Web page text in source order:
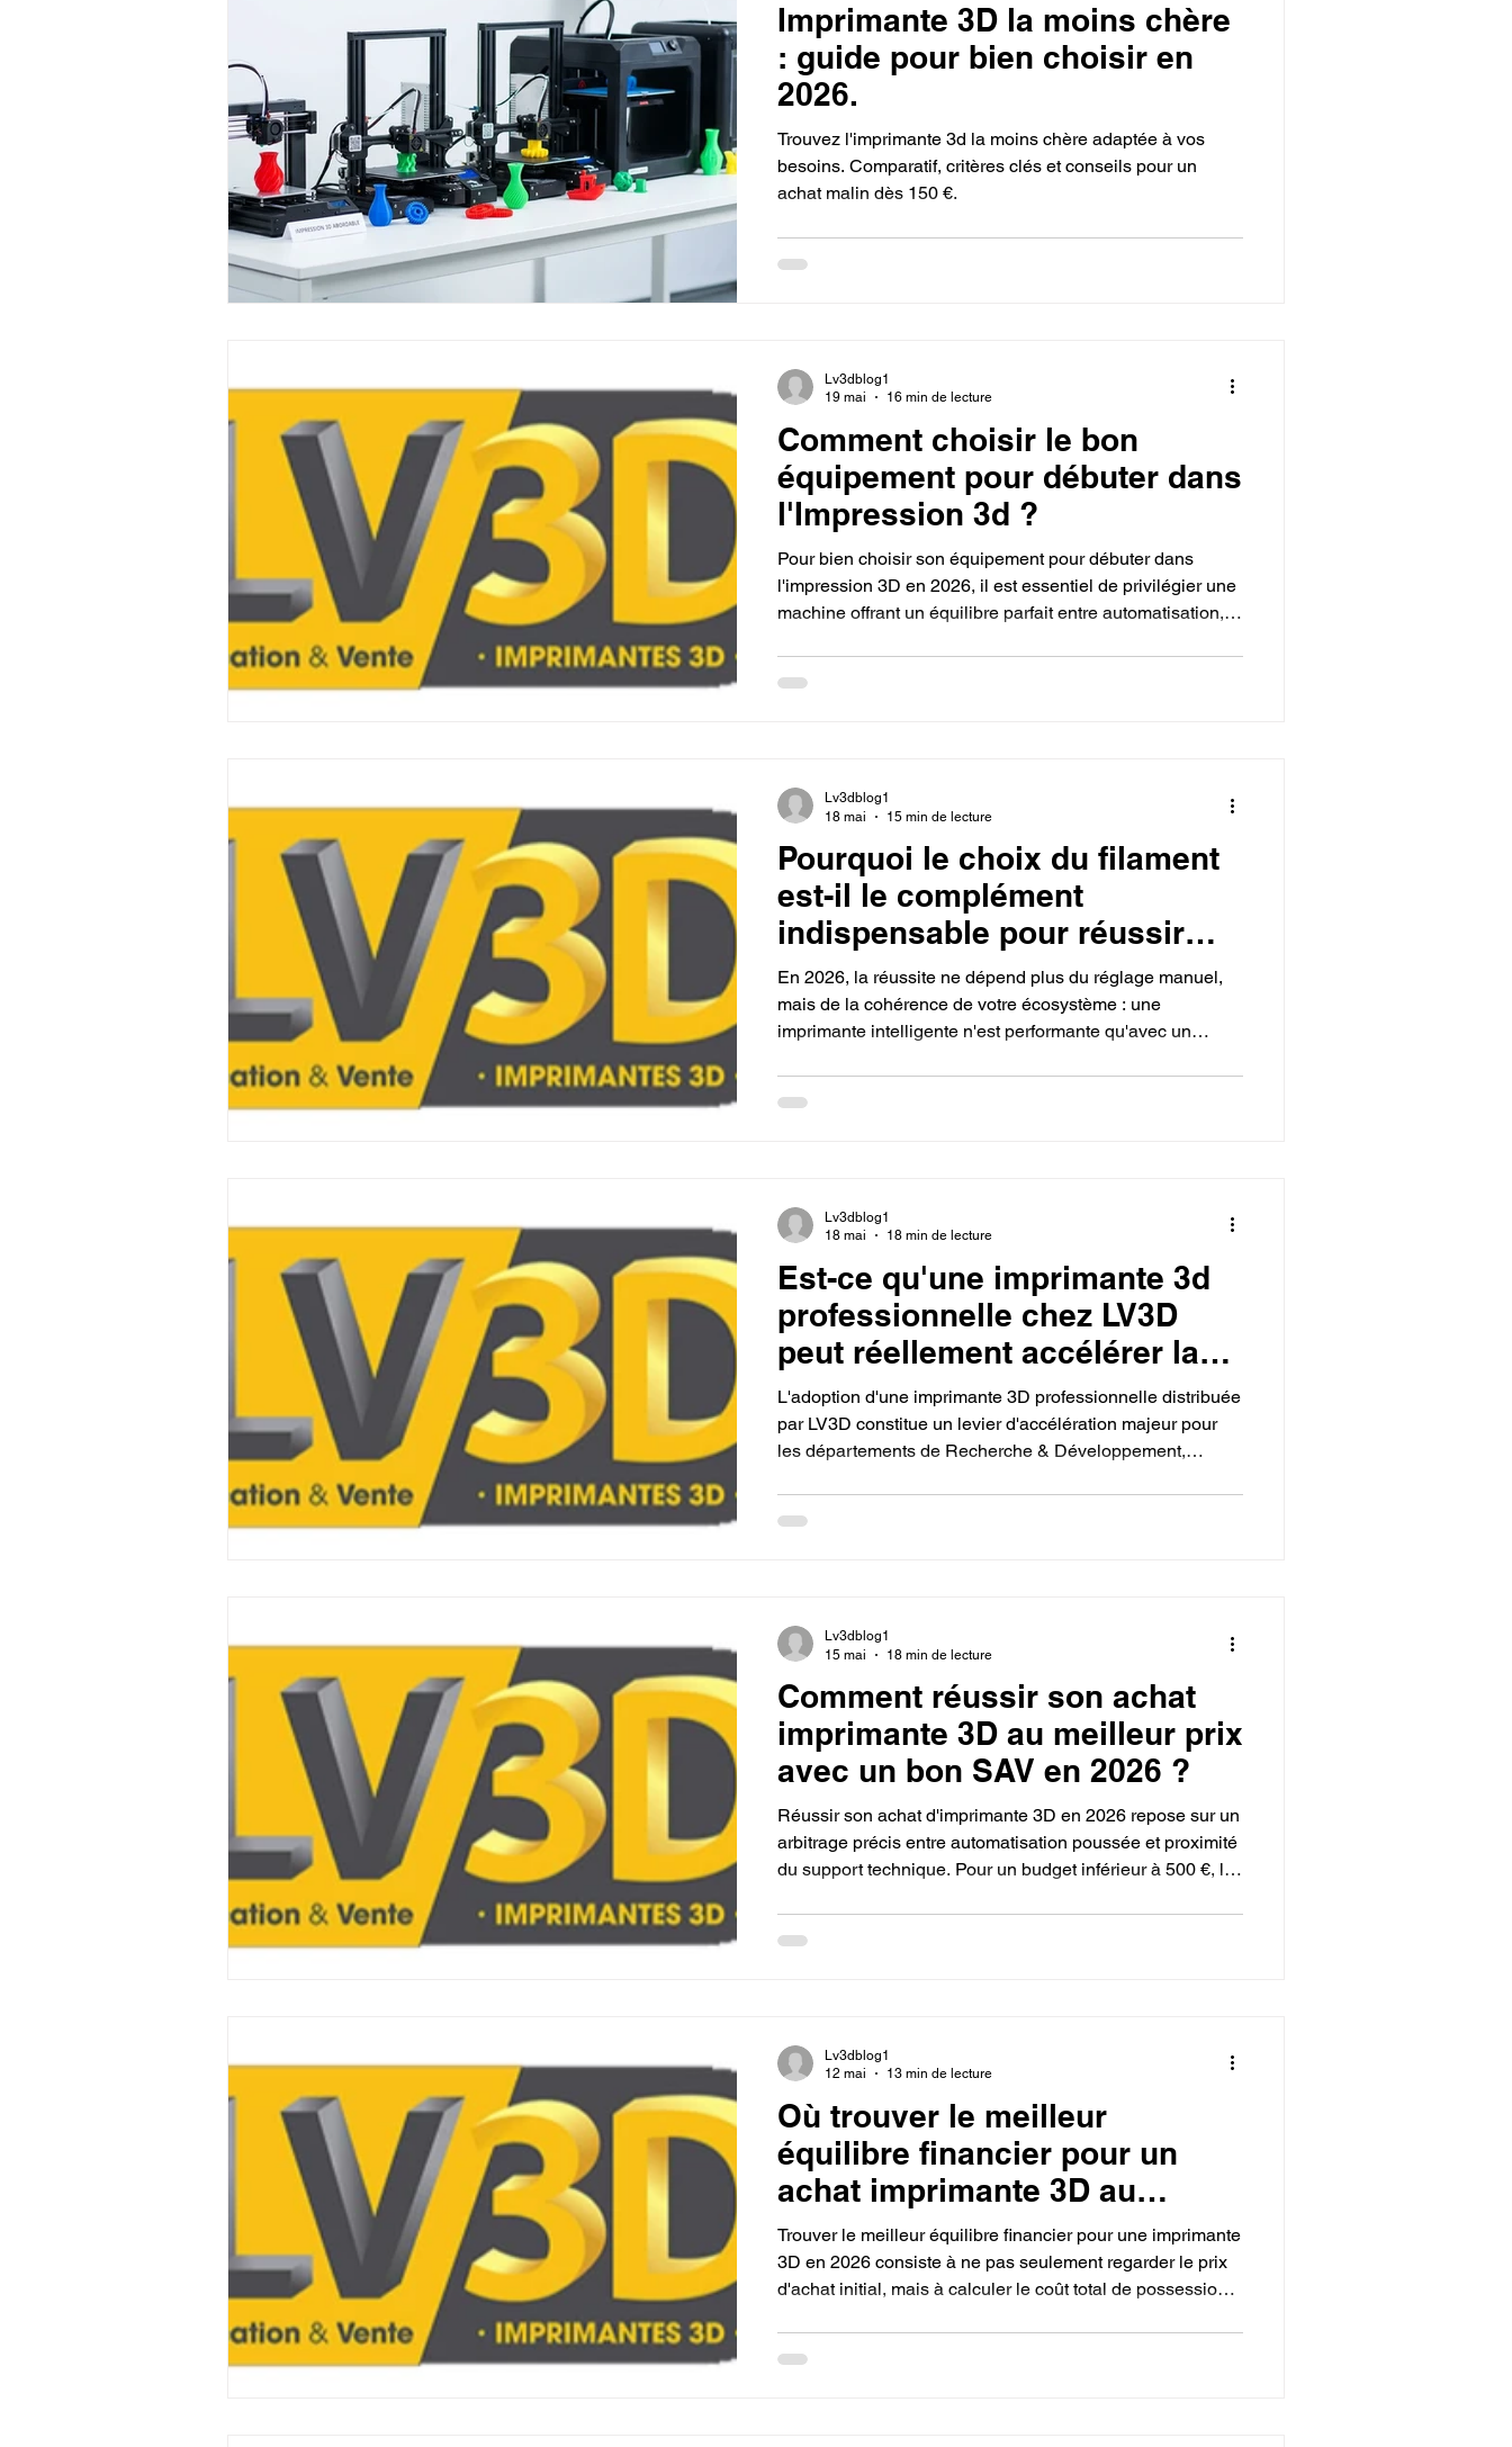
Imprimante 3D la moins chère
: guide pour bien choisir en
2026.
Trouvez l'imprimante 3d la moins chère adaptée à vos
besoins. Comparatif, critères clés et conseils pour un
achat malin dès 150 €.
Comment choisir le bon
équipement pour débuter dans
l'Impression 3d ?
Pour bien choisir son équipement pour débuter dans
l'impression 3D en 2026, il est essentiel de privilégier une
machine offrant un équilibre parfait entre automatisation,
débutants doivent s'orienter vers des architectures
Lv3dblog1
19 mai
16 min de lecture
Pourquoi le choix du filament
est-il le complément
indispensable pour réussir
avec quelle est la meilleure
imprimante 3D pour débuter
sans réglages ?
En 2026, la réussite ne dépend plus du réglage manuel,
mais de la cohérence de votre écosystème : une
imprimante intelligente n'est performante qu'avec un
impressions dès le premier essai, tout en simplifiant la
Lv3dblog1
18 mai
15 min de lecture
Est-ce qu'une imprimante 3d
professionnelle chez LV3D
peut réellement accélérer la
R&D de votre entreprise ?
L'adoption d'une imprimante 3D professionnelle distribuée
par LV3D constitue un levier d'accélération majeur pour
les départements de Recherche & Développement,
Lv3dblog1
18 mai
18 min de lecture
Comment réussir son achat
imprimante 3D au meilleur prix
avec un bon SAV en 2026 ?
Réussir son achat d'imprimante 3D en 2026 repose sur un
arbitrage précis entre automatisation poussée et proximité
du support technique. Pour un budget inférieur à 500 €, les
automatique "zéro réglage" et leur vitesse atteignant 500
Lv3dblog1
15 mai
18 min de lecture
Où trouver le meilleur
équilibre financier pour un
achat imprimante 3D au
meilleur prix avec un bon SAV
?
Trouver le meilleur équilibre financier pour une imprimante
3D en 2026 consiste à ne pas seulement regarder le prix
d'achat initial, mais à calculer le coût total de possession
A1 ou la Creality SparkX i7 (environ 260 €) auprès de
Lv3dblog1
12 mai
13 min de lecture